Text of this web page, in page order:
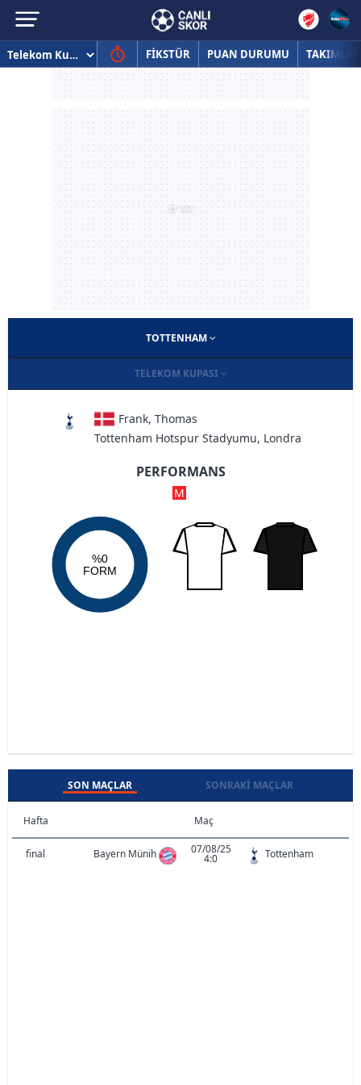
FİKSTÜR PUAN DURUMU TAKIMLAR
TOTTENHAM
TELEKOM KUPASI
Frank, Thomas
Tottenham Hotspur Stadyumu, Londra
PERFORMANS
M
%0
FORM
SON MAÇLAR SONRAKI MAÇLAR
Hafta Maç
final Bayern Münih 07/08/25
4:0 Tottenham